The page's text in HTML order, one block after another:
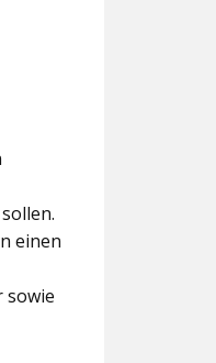
einen
sowie